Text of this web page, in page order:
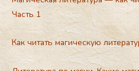
Часть 1
Как читать магическую